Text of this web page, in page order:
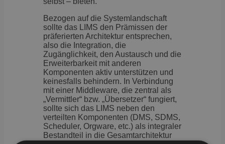
Bezogen auf die Systemlandschaft
sollte das LIMS den Prämissen der
präferierten Architektur entsprechen,
also die Integration, die
Zugänglichkeit, den Austausch und die
Erweiterbarkeit mit anderen
Komponenten aktiv unterstützen und
keinesfalls behindern. In Verbindung
mit einer Middleware, die zentral als
„Vermittler“ bzw. „Übersetzer“ fungiert,
sollte sich das LIMS neben den
verteilten Komponenten (DMS, SDMS,
Scheduler, Orgware, etc.) als integraler
Bestandteil in die Gesamtarchitektur